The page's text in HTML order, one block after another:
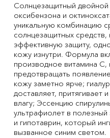
Солнцезащитный
оксибензона и
уникальную комбинацию
солнцезащитных
эффективную защиту,
кожу изнутри. Формула
производное витамина С,
предотвращать
кожу заметно ярче;
доставляет, притягивает
влагу; Эссенцию
ультрафиолет в
и гипотаврин, который
вызванное синим светом.